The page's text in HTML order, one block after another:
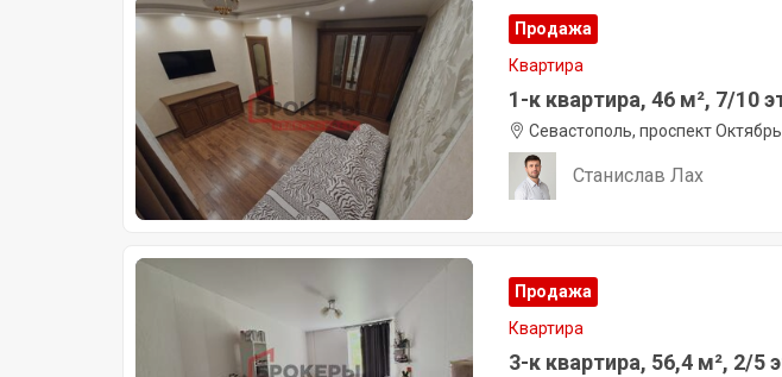
Продажа
Квартира
1-к квартира, 46 м², 7/10
Севастополь, проспект
Станислав Лах
Продажа
Квартира
3-к квартира, 56,4 м², 2/5